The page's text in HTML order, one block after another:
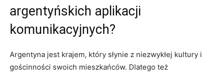
argentyńskich aplikacji
komunikacyjnych?
Argentyna jest krajem, który słynie z niezwykłej kultury i
gościnności swoich mieszkańców. Dlatego też